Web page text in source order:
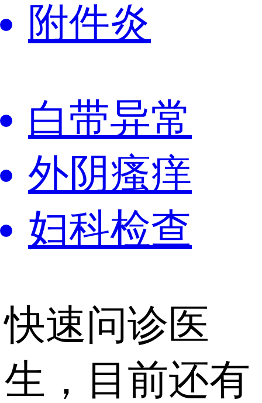
附件炎
白带异常
外阴瘙痒
妇科检查
快速问诊医
生，目前还有